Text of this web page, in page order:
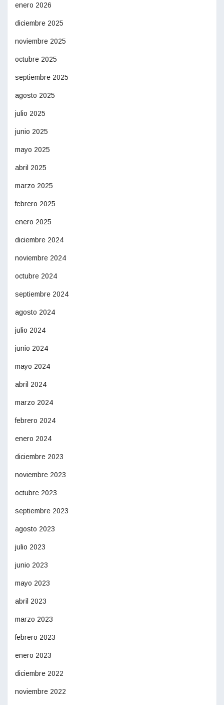
enero 2026
diciembre 2025
noviembre 2025
octubre 2025
septiembre 2025
agosto 2025
julio 2025
junio 2025
mayo 2025
abril 2025
marzo 2025
febrero 2025
enero 2025
diciembre 2024
noviembre 2024
octubre 2024
septiembre 2024
agosto 2024
julio 2024
junio 2024
mayo 2024
abril 2024
marzo 2024
febrero 2024
enero 2024
diciembre 2023
noviembre 2023
octubre 2023
septiembre 2023
agosto 2023
julio 2023
junio 2023
mayo 2023
abril 2023
marzo 2023
febrero 2023
enero 2023
diciembre 2022
noviembre 2022